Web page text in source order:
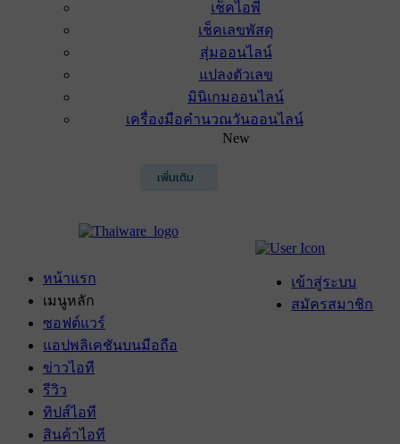
เช็คไอพี
เช็คเลขพัสดุ
สุ่มออนไลน์
แปลงตัวเลข
มินิเกมออนไลน์
เครื่องมือคำนวณวันออนไลน์
New
เพิ่มเติม
เข้าสู่ระบบ
สมัครสมาชิก
หน้าแรก
เมนูหลัก
ซอฟต์แวร์
แอปพลิเคชันบนมือถือ
ข่าวไอที
รีวิว
ทิปส์ไอที
สินค้าไอที